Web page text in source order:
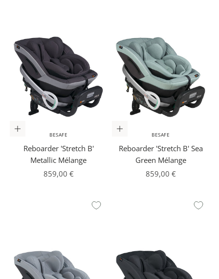
In den Warenkorb
BESAFE
Reboarder 'Stretch B'
Metallic Mélange
Angebot
859,00 €
In den Warenkorb
BESAFE
Reboarder 'Stretch B' Sea
Green Mélange
Angebot
859,00 €